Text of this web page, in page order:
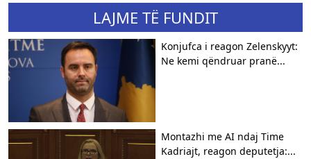
LAJME TË FUNDIT
Konjufca i reagon Zelenskyyt:
Ne kemi qëndruar pranë...
Montazhi me AI ndaj Time
Kadriajt, reagon deputetja:...